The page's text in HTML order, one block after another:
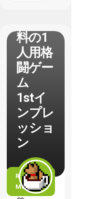
料の1
人用格
闘ゲー
ム
1stイ
ンプレ
ッショ
ン
READ
MORE